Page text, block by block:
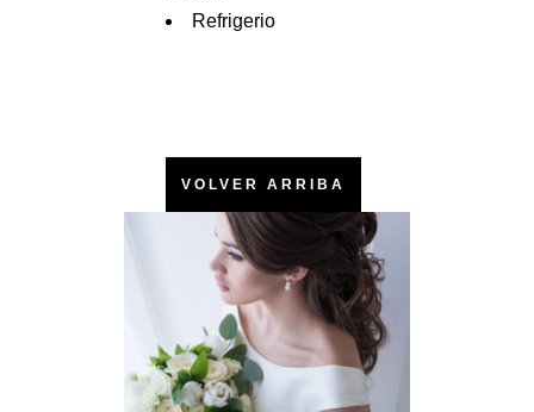
Refrigerio
VOLVER ARRIBA